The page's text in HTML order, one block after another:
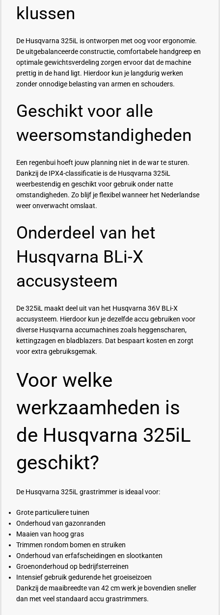
klussen
De Husqvarna 325iL is ontworpen met oog voor ergonomie.
De uitgebalanceerde constructie, comfortabele handgreep en
optimale gewichtsverdeling zorgen ervoor dat de machine
prettig in de hand ligt. Hierdoor kun je langdurig werken
zonder onnodige belasting van armen en schouders.
Geschikt voor alle
weersomstandigheden
Een regenbui hoeft jouw planning niet in de war te sturen.
Dankzij de IPX4-classificatie is de Husqvarna 325iL
weerbestendig en geschikt voor gebruik onder natte
omstandigheden. Zo blijf je flexibel wanneer het Nederlandse
weer onverwacht omslaat.
Onderdeel van het
Husqvarna BLi-X
accusysteem
De 325iL maakt deel uit van het Husqvarna 36V BLi-X
accusysteem. Hierdoor kun je dezelfde accu gebruiken voor
diverse Husqvarna accumachines zoals heggenscharen,
kettingzagen en bladblazers. Dat bespaart kosten en zorgt
voor extra gebruiksgemak.
Voor welke
werkzaamheden is
de Husqvarna 325iL
geschikt?
De Husqvarna 325iL grastrimmer is ideaal voor:
Grote particuliere tuinen
Onderhoud van gazonranden
Maaien van hoog gras
Trimmen rondom bomen en struiken
Onderhoud van erfafscheidingen en slootkanten
Groenonderhoud op bedrijfsterreinen
Intensief gebruik gedurende het groeiseizoen
Dankzij de maaibreedte van 42 cm werk je bovendien sneller
dan met veel standaard accu grastrimmers.